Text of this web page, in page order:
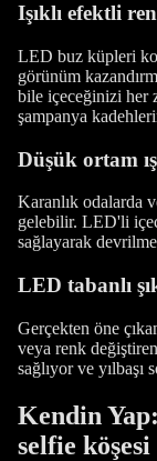
Işıklı efektli
LED buz küpleri
görünüm
bile içeceğinizi her
şampanya
Düşük ortam
Karanlık odalarda
gelebilir. LED'li
sağlayarak
LED tabanlı
Gerçekten öne
veya renk değiştiren
sağlıyor ve yılbaşı
Kendin
selfie köşesi